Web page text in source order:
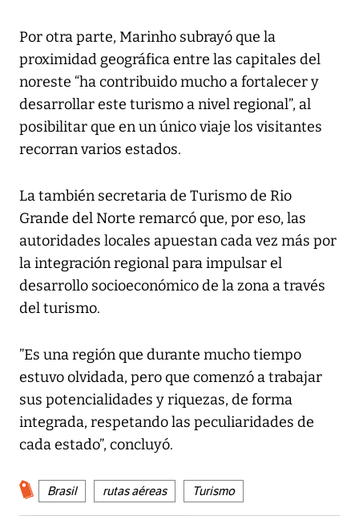
Por otra parte, Marinho subrayó que la
proximidad geográfica entre las capitales del
noreste “ha contribuido mucho a fortalecer y
desarrollar este turismo a nivel regional”, al
posibilitar que en un único viaje los visitantes
recorran varios estados.
La también secretaria de Turismo de Rio
Grande del Norte remarcó que, por eso, las
autoridades locales apuestan cada vez más por
la integración regional para impulsar el
desarrollo socioeconómico de la zona a través
del turismo.
”Es una región que durante mucho tiempo
estuvo olvidada, pero que comenzó a trabajar
sus potencialidades y riquezas, de forma
integrada, respetando las peculiaridades de
cada estado”, concluyó.
Brasil rutas aéreas Turismo